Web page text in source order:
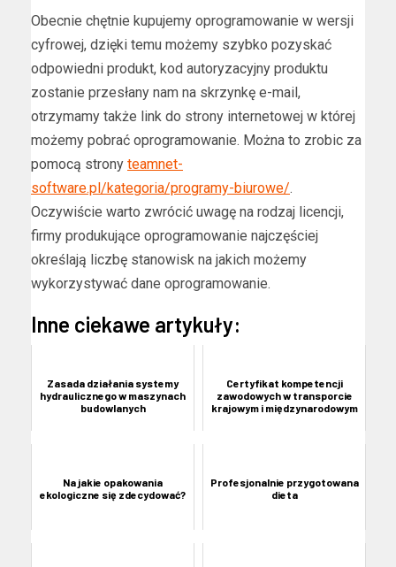
Obecnie chętnie kupujemy oprogramowanie w wersji
cyfrowej, dzięki temu możemy szybko pozyskać
odpowiedni produkt, kod autoryzacyjny produktu
zostanie przesłany nam na skrzynkę e-mail,
otrzymamy także link do strony internetowej w której
możemy pobrać oprogramowanie. Można to zrobic za
pomocą strony teamnet-
software.pl/kategoria/programy-biurowe/.
Oczywiście warto zwrócić uwagę na rodzaj licencji,
firmy produkujące oprogramowanie najczęściej
określają liczbę stanowisk na jakich możemy
wykorzystywać dane oprogramowanie.
Inne ciekawe artykuły:
Zasada działania systemy
hydraulicznego w maszynach
budowlanych
Certyfikat kompetencji
zawodowych w transporcie
krajowym i międzynarodowym
Na jakie opakowania
ekologiczne się zdecydować?
Profesjonalnie przygotowana
dieta